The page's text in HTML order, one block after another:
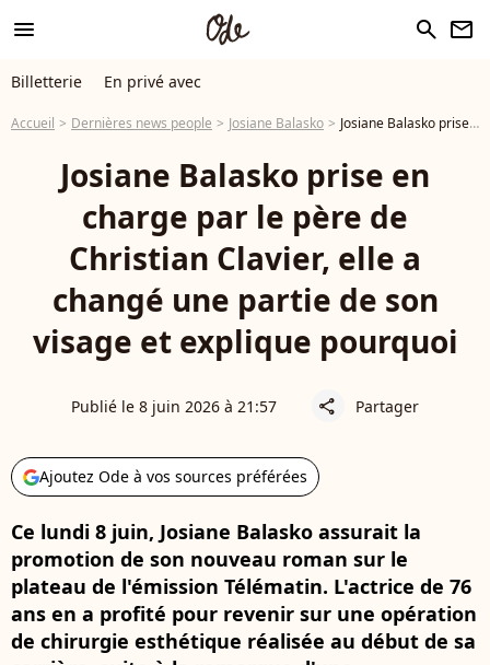
menu search newsletter
Billetterie En privé avec
Accueil Dernières news people Josiane Balasko Josiane Balasko prise en charge par le père de Christian Clavier, elle a changé une partie de son visage et explique pourquoi
Josiane Balasko prise en
charge par le père de
Christian Clavier, elle a
changé une partie de son
visage et explique pourquoi
Publié le 8 juin 2026 à 21:57 share Partager
Ajoutez Ode à vos sources préférées
Ce lundi 8 juin, Josiane Balasko assurait la
promotion de son nouveau roman sur le
plateau de l'émission Télématin. L'actrice de 76
ans en a profité pour revenir sur une opération
de chirurgie esthétique réalisée au début de sa